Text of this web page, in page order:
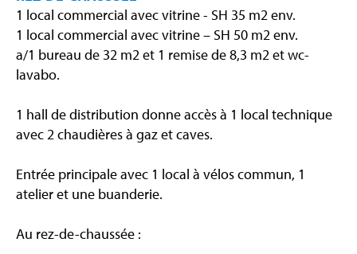
1 local commercial avec vitrine - SH 35 m2 env.
1 local commercial avec vitrine – SH 50 m2 env.
a/1 bureau de 32 m2 et 1 remise de 8,3 m2 et wc-
lavabo.
1 hall de distribution donne accès à 1 local technique
avec 2 chaudières à gaz et caves.
Entrée principale avec 1 local à vélos commun, 1
atelier et une buanderie.
Au rez-de-chaussée :